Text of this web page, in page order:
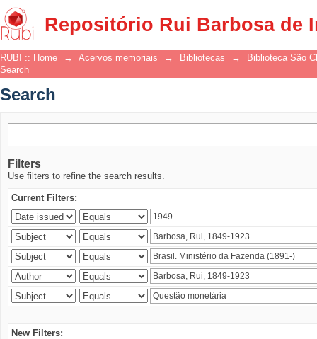
Repositório Rui Barbosa de
Search
RUBI :: Home → Acervos memoriais → Bibliotecas →
Biblioteca São
Search
Search
Filters
Use filters to refine the search results.
Current Filters:
New Filters: